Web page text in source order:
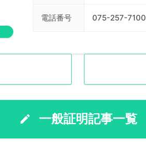
電話番号 075-257-7100
一般証明記事一覧